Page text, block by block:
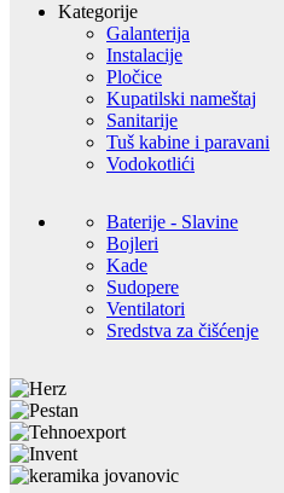
Kategorije
Galanterija
Instalacije
Pločice
Kupatilski nameštaj
Sanitarije
Tuš kabine i paravani
Vodokotlići
Baterije - Slavine
Bojleri
Kade
Sudopere
Ventilatori
Sredstva za čišćenje